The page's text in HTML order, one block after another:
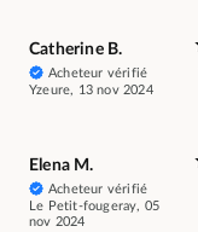
Catherine B.
Acheteur vérifié
Yzeure, 13 nov 2024
Elena M.
Acheteur vérifié
Le Petit-fougeray, 05
nov 2024